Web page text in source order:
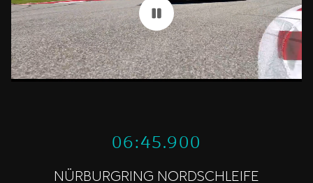
06:45.900
NÜRBURGRING NORDSCHLEIFE